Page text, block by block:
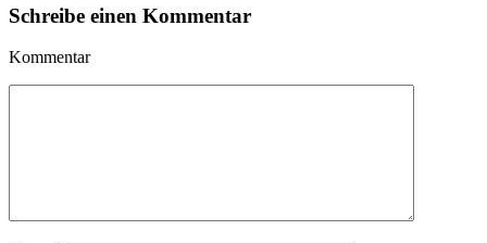
Schreibe einen Kommentar
Kommentar